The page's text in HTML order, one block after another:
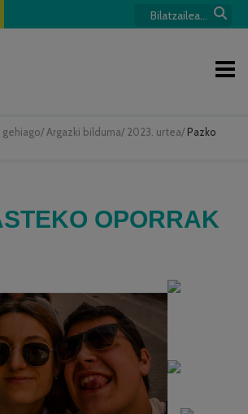
/ Argazki bilduma/ 2023. urtea/ Pazko
OPORRAK